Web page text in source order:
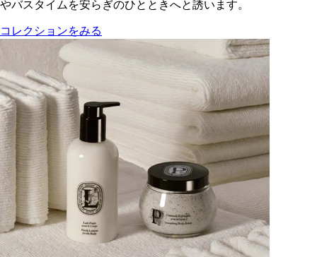
やバスタイムを安らぎのひとときへと誘います。
コレクションをみる